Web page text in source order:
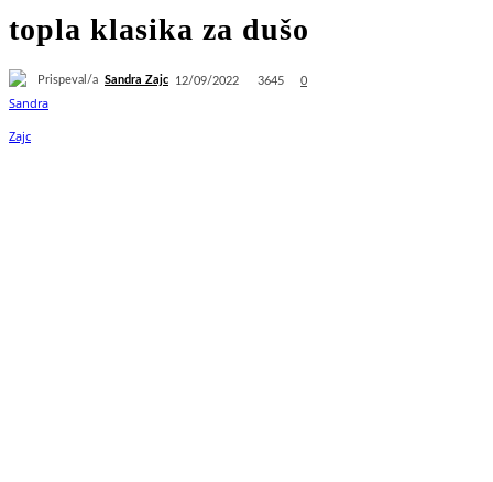
topla klasika za dušo
Prispeval/a Sandra Zajc 12/09/2022 3645 0